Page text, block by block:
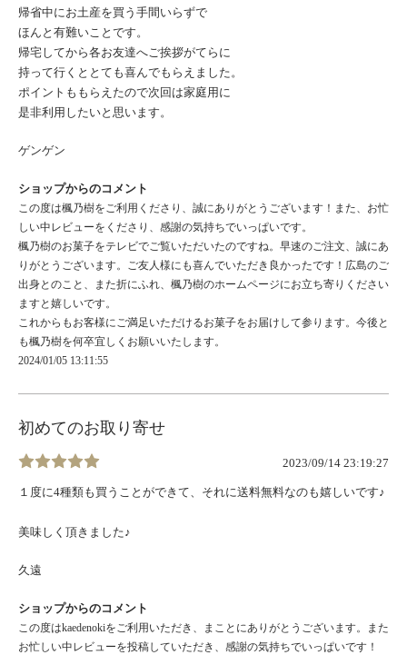
帰省中にお土産を買う手間いらずで
ほんと有難いことです。
帰宅してから各お友達へご挨拶がてらに
持って行くととても喜んでもらえました。
ポイントももらえたので次回は家庭用に
是非利用したいと思います。
ゲンゲン
ショップからのコメント
この度は楓乃樹をご利用くださり、誠にありがとうございます！また、お忙
しい中レビューをくださり、感謝の気持ちでいっぱいです。
楓乃樹のお菓子をテレビでご覧いただいたのですね。早速のご注文、誠にあ
りがとうございます。ご友人様にも喜んでいただき良かったです！広島のご
出身とのこと、また折にふれ、楓乃樹のホームページにお立ち寄りください
ますと嬉しいです。
これからもお客様にご満足いただけるお菓子をお届けして参ります。今後と
も楓乃樹を何卒宜しくお願いいたします。
2024/01/05 13:11:55
初めてのお取り寄せ
2023/09/14 23:19:27
１度に4種類も買うことができて、それに送料無料なのも嬉しいです♪
美味しく頂きました♪
久遠
ショップからのコメント
この度はkaedenokiをご利用いただき、まことにありがとうございます。また
お忙しい中レビューを投稿していただき、感謝の気持ちでいっぱいです！